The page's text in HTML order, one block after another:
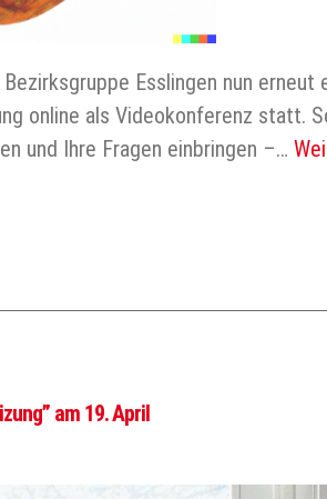
Esslingen nun erneut
online als Videokonferenz statt.
und Ihre Fragen einbringen –…
am 19. April